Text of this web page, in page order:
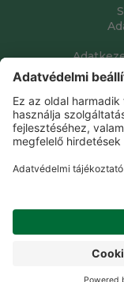
Grube Kft. © 2009
Tervezte és